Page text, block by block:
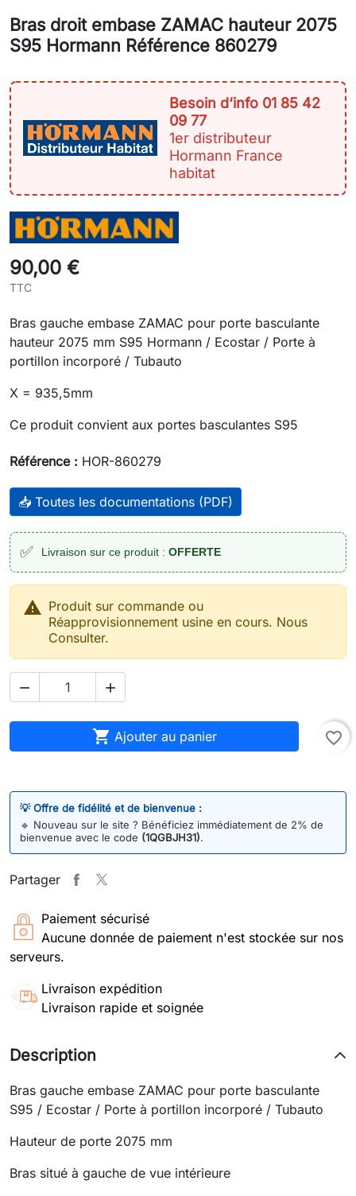
Bras droit embase ZAMAC hauteur 2075
S95 Hormann Référence 860279
Besoin d‘info 01 85 42
09 77
1er distributeur
Hormann France
habitat
90,00 €
TTC
Bras gauche embase ZAMAC pour porte basculante
hauteur 2075 mm S95 Hormann / Ecostar / Porte à
portillon incorporé / Tubauto
X = 935,5mm
Ce produit convient aux portes basculantes S95
Référence : HOR-860279
📥 Toutes les documentations (PDF)
✅ Livraison sur ce produit : OFFERTE
 Produit sur commande ou
Réapprovisionnement usine en cours. Nous
Consulter.
 
 Ajouter au panier favorite_border
💡 Offre de fidélité et de bienvenue :
🔹 Nouveau sur le site ? Bénéficiez immédiatement de 2% de
bienvenue avec le code (1QGBJH31).
Partager
Paiement sécurisé
Aucune donnée de paiement n'est stockée sur nos
serveurs.
Livraison expédition
Livraison rapide et soignée
Description
Bras gauche embase ZAMAC pour porte basculante
S95 / Ecostar / Porte à portillon incorporé / Tubauto
Hauteur de porte 2075 mm
Bras situé à gauche de vue intérieure